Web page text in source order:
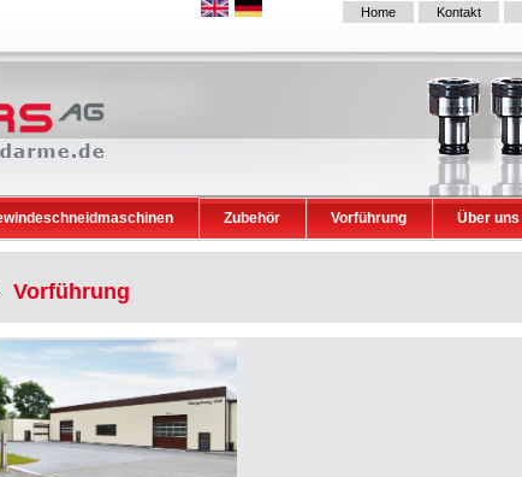
Home Kontakt
Zubehör Vorführung Über uns
Vorführung